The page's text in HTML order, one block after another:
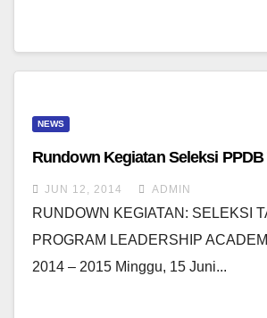
NEWS
Rundown Kegiatan Seleksi PPDB
JUN 12, 2014 ADMIN
RUNDOWN KEGIATAN: SELEKSI
PROGRAM LEADERSHIP
2014 – 2015 Minggu, 15 Juni...